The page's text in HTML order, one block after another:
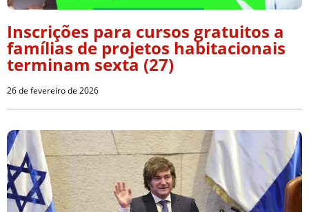
Inscrições para cursos gratuitos a
famílias de projetos habitacionais
terminam sexta (27)
26 de fevereiro de 2026